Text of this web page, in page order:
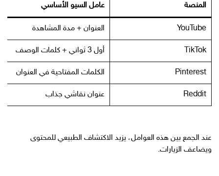
المنصة عامل السيو الأساسي
YouTube العنوان + مدة المشاهدة
TikTok أول 3 ثواني + كلمات الوصف
Pinterest الكلمات المفتاحية في العنوان
Reddit عنوان نقاشي جذاب
عند الجمع بين هذه العوامل، يزيد الاكتشاف الطبيعي للمحتوى
ويضاعف الزيارات.